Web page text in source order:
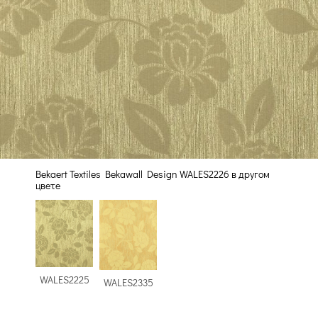
Bekaert Textiles Bekawall Design WALES2226 в другом
цвете
WALES2225 WALES2335